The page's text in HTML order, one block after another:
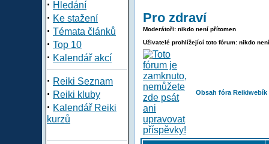
· Hledání
· Ke stažení
· Témata článků
· Top 10
· Kalendář akcí
· Reiki Seznam
· Reiki kluby
· Kalendář Reiki
kurzů
Pro zdraví
Moderátoři: nikdo není přítomen
Uživatelé prohlížející toto fórum: nikdo
Obsah fóra Reikiwebík